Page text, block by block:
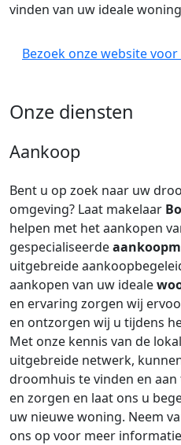
vinden van uw ideale
Bezoek onze website
Onze diensten
Aankoop
Bent u op zoek naar uw
omgeving? Laat makelaar
helpen met het aankopen
gespecialiseerde
uitgebreide
aankopen van uw ideale
en ervaring zorgen wij
en ontzorgen wij u tijdens
Met onze kennis van de
uitgebreide netwerk,
droomhuis te vinden en
en zorgen en laat ons u
uw nieuwe woning. Neem
ons op voor meer